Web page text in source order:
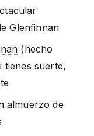
Glenfinnan
(hecho
suerte,
almuerzo de